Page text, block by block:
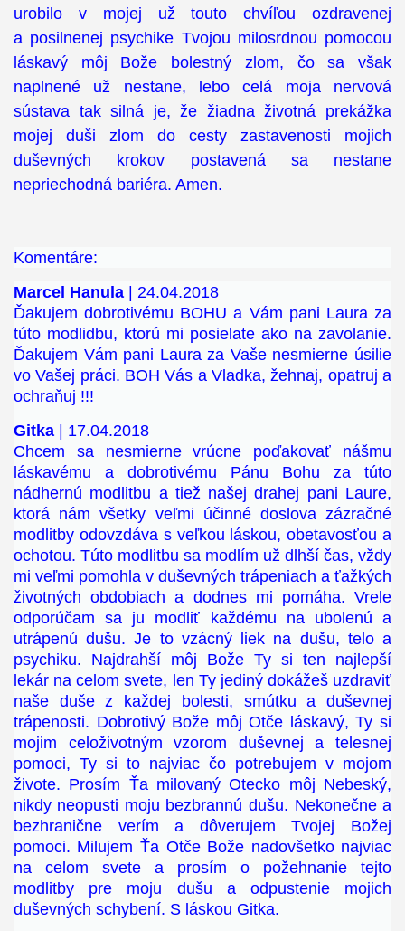
urobilo v mojej už touto chvíľou ozdravenej
a posilnenej psychike Tvojou milosrdnou pomocou
láskavý môj Bože bolestný zlom, čo sa však
naplnené už nestane, lebo celá moja nervová
sústava tak silná je, že žiadna životná prekážka
mojej duši zlom do cesty zastavenosti mojich
duševných krokov postavená sa nestane
nepriechodná bariéra. Amen.
Komentáre:
Marcel Hanula| 24.04.2018
Ďakujem dobrotivému BOHU a Vám pani Laura za
túto modlidbu, ktorú mi posielate ako na zavolanie.
Ďakujem Vám pani Laura za Vaše nesmierne úsilie
vo Vašej práci. BOH Vás a Vladka, žehnaj, opatruj a
ochraňuj !!!
Gitka
| 17.04.2018
Chcem sa nesmierne vrúcne poďakovať nášmu
láskavému a dobrotivému Pánu Bohu za túto
nádhernú modlitbu a tiež našej drahej pani Laure,
ktorá nám všetky veľmi účinné doslova zázračné
modlitby odovzdáva s veľkou láskou, obetavosťou a
ochotou. Túto modlitbu sa modlím už dlhší čas, vždy
mi veľmi pomohla v duševných trápeniach a ťažkých
životných obdobiach a dodnes mi pomáha. Vrele
odporúčam sa ju modliť každému na ubolenú a
utrápenú dušu. Je to vzácný liek na dušu, telo a
psychiku. Najdrahší môj Bože Ty si ten najlepší
lekár na celom svete, len Ty jediný dokážeš uzdraviť
naše duše z každej bolesti, smútku a duševnej
trápenosti. Dobrotivý Bože môj Otče láskavý, Ty si
mojim celoživotným vzorom duševnej a telesnej
pomoci, Ty si to najviac čo potrebujem v mojom
živote. Prosím Ťa milovaný Otecko môj Nebeský,
nikdy neopusti moju bezbrannú dušu. Nekonečne a
bezhranične verím a dôverujem Tvojej Božej
pomoci. Milujem Ťa Otče Bože nadovšetko najviac
na celom svete a prosím o požehnanie tejto
modlitby pre moju dušu a odpustenie mojich
duševných schybení. S láskou Gitka.